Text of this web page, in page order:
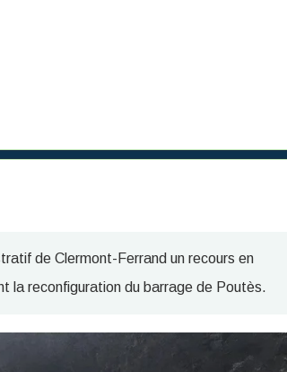
de Clermont-Ferrand un recours en
la reconfiguration du barrage de Poutès.